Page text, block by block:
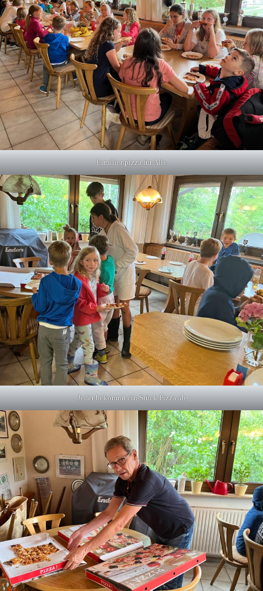
Familienpizza für Alle
Jeder bekommt ein Stück Pizza ab